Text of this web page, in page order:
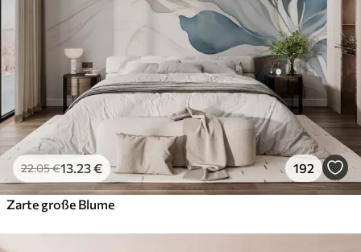
22.05€13 .23€ 192
Zarte große Blume